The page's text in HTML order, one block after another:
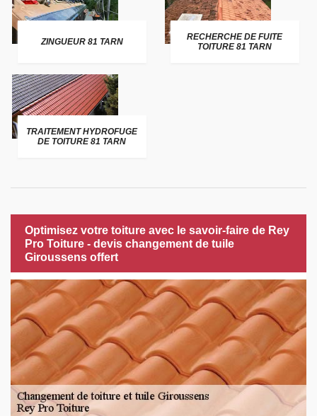
ZINGUEUR 81 TARN
RECHERCHE DE FUITE
TOITURE 81 TARN
TRAITEMENT HYDROFUGE
DE TOITURE 81 TARN
Optimisez votre toiture avec le savoir-faire de Rey
Pro Toiture - devis changement de tuile
Giroussens offert